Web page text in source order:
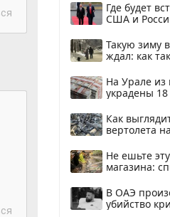
Где будет
США и
Такую зиму
ждал: как
На Урале из
украдены
Как
вертолета
Не ешьте
магазина:
В ОАЭ
убийство